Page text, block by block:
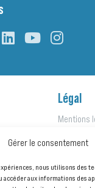
Gérer le consentement
nous utilisons des
aux informations des
Légal
Mentions
Kit de